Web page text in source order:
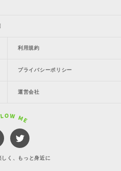
利用規約
プライバシーポリシー
運営会社
く、もっと身近に